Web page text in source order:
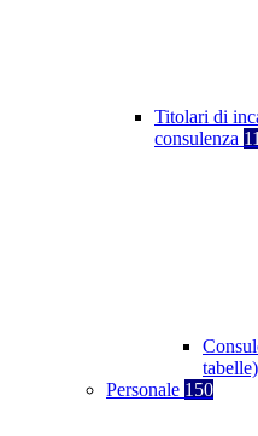
Titolari di
consulenza 11
tabelle)
Personale 150